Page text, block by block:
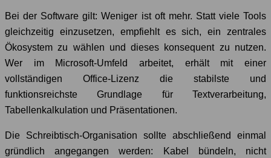
Bei der Software gilt: Weniger ist oft mehr. Statt viele Tools
gleichzeitig einzusetzen, empfiehlt es sich, ein zentrales
Ökosystem zu wählen und dieses konsequent zu nutzen.
Wer im Microsoft-Umfeld arbeitet, erhält mit einer
vollständigen Office-Lizenz die stabilste und
funktionsreichste Grundlage für Textverarbeitung,
Tabellenkalkulation und Präsentationen.
Die Schreibtisch-Organisation sollte abschließend einmal
gründlich angegangen werden: Kabel bündeln, nicht